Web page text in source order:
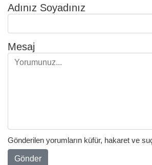
Adınız Soyadınız
Mesaj
Gönderilen yorumların küfür, hakaret ve
Gönder